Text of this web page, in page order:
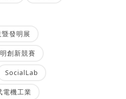
發明展
創新競賽
SocialLab
電機工業